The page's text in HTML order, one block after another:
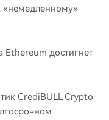
«немедленному»
Ethereum достигнет
CrediBULL Crypto